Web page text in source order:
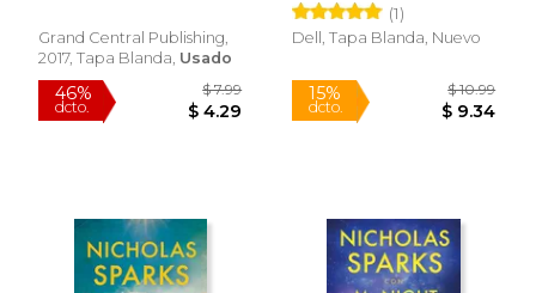
Grand Central Publishing,
2017, Tapa Blanda, Usado
(1)
Dell, Tapa Blanda, Nuevo